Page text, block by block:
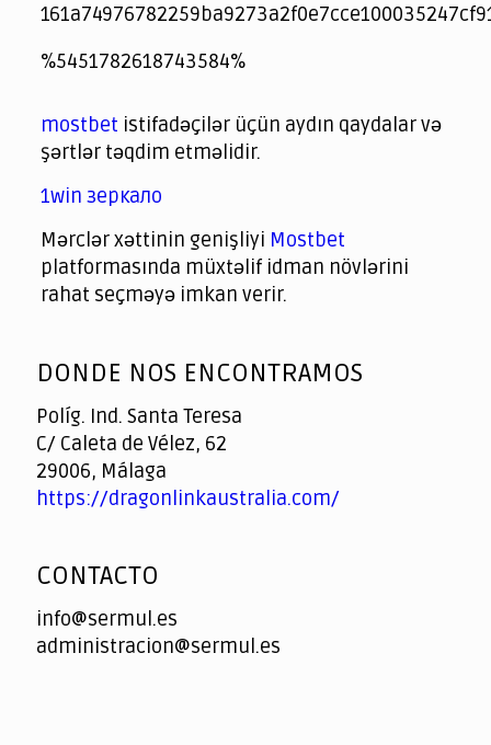
jeetcity
1xbet
jeet city casino
%5451782618743584%
spintiger
Avabet
Spinrise
Crown Green
Crowngreen casino login
슈가 러쉬1000 슬롯
crazy time casino online
1xcasinozambia.com
codingworldnews.com
parimatch.kr
winorio
winorio casino
winorio
mostbet istifadəçilər üçün aydın qaydalar və
şərtlər təqdim etməlidir.
1win зеркало
Mərclər xəttinin genişliyi Mostbet
platformasında müxtəlif idman növlərini
rahat seçməyə imkan verir.
of
DONDE NOS ENCONTRAMOS
Políg. Ind. Santa Teresa
C/ Caleta de Vélez, 62
29006, Málaga
https://dragonlinkaustralia.com/
CONTACTO
info@sermul.es
administracion@sermul.es